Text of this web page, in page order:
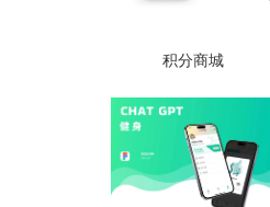
积分商城